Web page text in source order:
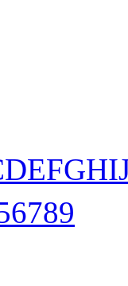
DEFGHI
6789